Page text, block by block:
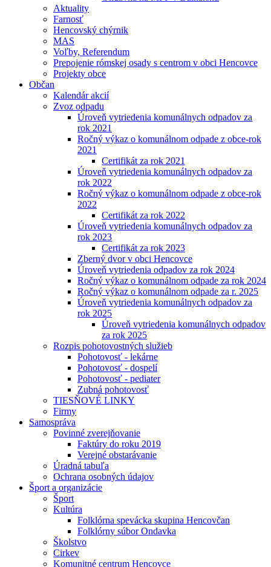
Aktuality
Farnosť
Hencovský chýrnik
MAS
Voľby, Referendum
Prepojenie rómskej osady s centrom v obci Hencovce
Projekty obce
Občan
Kalendár akcií
Zvoz odpadu
Úroveň vytriedenia komunálnych odpadov za
rok 2021
Ročný výkaz o komunálnom odpade z obce-rok
2021
Certifikát za rok 2021
Úroveň vytriedenia komunálnych odpadov za
rok 2022
Ročný výkaz o komunálnom odpade z obce-rok
2022
Certifikát za rok 2022
Úroveň vytriedenia komunálnych odpadov za
rok 2023
Certifikát za rok 2023
Zberný dvor v obci Hencovce
Úroveň vytriedenia odpadov za rok 2024
Ročný výkaz o komunálnom odpade za rok 2024
Ročný výkaz o komunálnom odpade za r. 2025
Úroveň vytriedenia komunálnych odpadov za
rok 2025
Úroveň vytriedenia komunálnych odpadov
za rok 2025
Rozpis pohotovostných služieb
Pohotovosť - lekárne
Pohotovosť - dospelí
Pohotovosť - pediater
Zubná pohotovosť
TIESŇOVÉ LINKY
Firmy
Samospráva
Povinné zverejňovanie
Faktúry do roku 2019
Verejné obstarávanie
Úradná tabuľa
Ochrana osobných údajov
Šport a organizácie
Šport
Kultúra
Folklórna spevácka skupina Hencovčan
Folklórny súbor Ondavka
Školstvo
Cirkev
Komunitné centrum Hencovce